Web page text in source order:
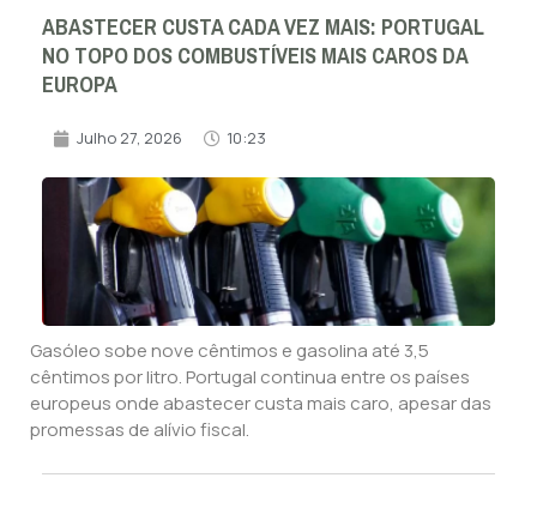
ABASTECER CUSTA CADA VEZ MAIS: PORTUGAL
NO TOPO DOS COMBUSTÍVEIS MAIS CAROS DA
EUROPA
Julho 27, 2026 10:23
Gasóleo sobe nove cêntimos e gasolina até 3,5
cêntimos por litro. Portugal continua entre os países
europeus onde abastecer custa mais caro, apesar das
promessas de alívio fiscal.